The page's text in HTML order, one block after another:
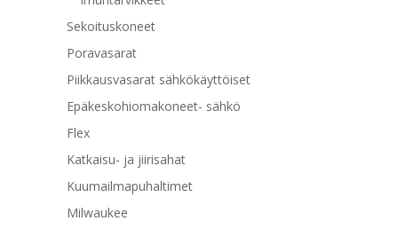
Sekoituskoneet
Poravasarat
Piikkausvasarat sähkökäyttöiset
Epäkeskohiomakoneet- sähkö
Flex
Katkaisu- ja jiirisahat
Kuumailmapuhaltimet
Milwaukee